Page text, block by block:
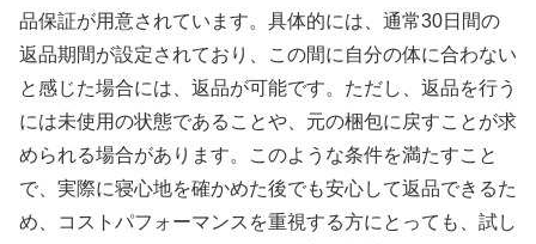
品保証が用意されています。具体的には、通常30日間の
返品期間が設定されており、この間に自分の体に合わない
と感じた場合には、返品が可能です。ただし、返品を行う
には未使用の状態であることや、元の梱包に戻すことが求
められる場合があります。このような条件を満たすこと
で、実際に寝心地を確かめた後でも安心して返品できるた
め、コストパフォーマンスを重視する方にとっても、試し